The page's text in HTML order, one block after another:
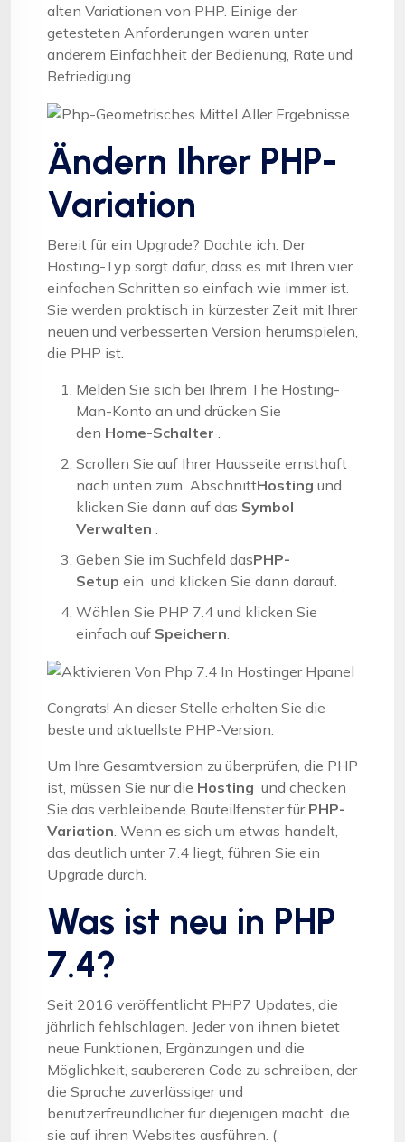
alten Variationen von PHP. Einige der
getesteten Anforderungen waren unter
anderem Einfachheit der Bedienung, Rate und
Befriedigung.
Ändern Ihrer PHP-
Variation
Bereit für ein Upgrade? Dachte ich. Der
Hosting-Typ sorgt dafür, dass es mit Ihren vier
einfachen Schritten so einfach wie immer ist.
Sie werden praktisch in kürzester Zeit mit Ihrer
neuen und verbesserten Version herumspielen,
die PHP ist.
Melden Sie sich bei Ihrem The Hosting-
Man-Konto an und drücken Sie
den Home-Schalter
Scrollen Sie auf Ihrer Hausseite ernsthaft
nach unten zum AbschnittHosting und
klicken Sie dann auf das Symbol
Verwalten
Geben Sie im Suchfeld dasPHP-
Setup ein und klicken Sie dann darauf.
Wählen Sie PHP 7.4 und klicken Sie
einfach auf Speichern
Congrats! An dieser Stelle erhalten Sie die
beste und aktuellste PHP-Version.
Um Ihre Gesamtversion zu überprüfen, die PHP
ist, müssen Sie nur die Hosting und checken
Sie das verbleibende Bauteilfenster für PHP-
Variation . Wenn es sich um etwas handelt,
das deutlich unter 7.4 liegt, führen Sie ein
Upgrade durch.
Was ist neu in PHP
7.4?
Seit 2016 veröffentlicht PHP7 Updates, die
jährlich fehlschlagen. Jeder von ihnen bietet
neue Funktionen, Ergänzungen und die
Möglichkeit, saubereren Code zu schreiben, der
die Sprache zuverlässiger und
benutzerfreundlicher für diejenigen macht, die
sie auf ihren Websites ausführen. (